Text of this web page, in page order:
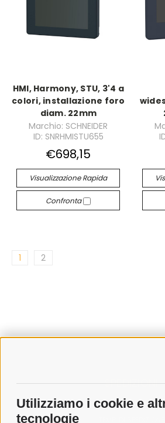
Utilizziamo i cookie e
tecnologie
HMI, Harmony, STU, 3'4 a
colori, installazione foro
diam. 22mm
Marchio: SCHNEIDER
ID: SNRHMISTU655
€698,15
Visualizzazione Rapida
Confronta
1 2
SPEDIZIONI
COSTI DI SPEDIZIONE